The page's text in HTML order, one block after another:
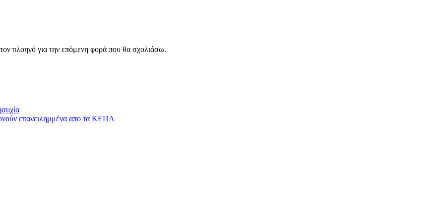
πλοηγό για την επόμενη φορά που θα σχολιάσω.
επανειλημμένα απο τα ΚΕΠΑ